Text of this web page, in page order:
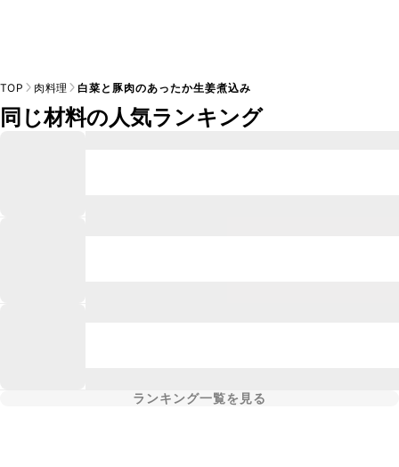
TOP 肉料理 白菜と豚肉のあったか生姜煮込み
同じ材料の人気ランキング
ランキング一覧を見る